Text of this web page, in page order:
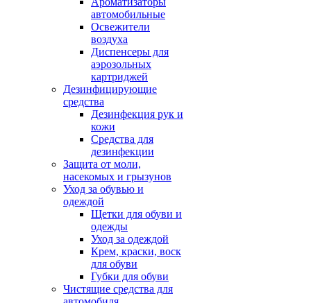
автомобильные
Освежители
воздуха
Диспенсеры для
аэрозольных
картриджей
Дезинфицирующие
средства
Дезинфекция рук и
кожи
Средства для
дезинфекции
Защита от моли,
насекомых и грызунов
Уход за обувью и
одеждой
Щетки для обуви и
одежды
Уход за одеждой
Крем, краски, воск
для обуви
Губки для обуви
Чистящие средства для